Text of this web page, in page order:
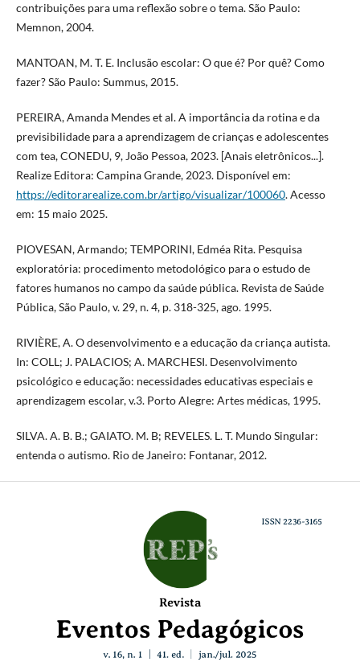
contribuições para uma reflexão sobre o tema. São Paulo:
Memnon, 2004.
MANTOAN, M. T. E. Inclusão escolar: O que é? Por quê? Como
fazer? São Paulo: Summus, 2015.
PEREIRA, Amanda Mendes et al. A importância da rotina e da
previsibilidade para a aprendizagem de crianças e adolescentes
com tea, CONEDU, 9, João Pessoa, 2023. [Anais eletrônicos...].
Realize Editora: Campina Grande, 2023. Disponível em:
https://editorarealize.com.br/artigo/visualizar/100060. Acesso
em: 15 maio 2025.
PIOVESAN, Armando; TEMPORINI, Edméa Rita. Pesquisa
exploratória: procedimento metodológico para o estudo de
fatores humanos no campo da saúde pública. Revista de Saúde
Pública, São Paulo, v. 29, n. 4, p. 318-325, ago. 1995.
RIVIÈRE, A. O desenvolvimento e a educação da criança autista.
In: COLL; J. PALACIOS; A. MARCHESI. Desenvolvimento
psicológico e educação: necessidades educativas especiais e
aprendizagem escolar, v.3. Porto Alegre: Artes médicas, 1995.
SILVA. A. B. B.; GAIATO. M. B; REVELES. L. T. Mundo Singular:
entenda o autismo. Rio de Janeiro: Fontanar, 2012.